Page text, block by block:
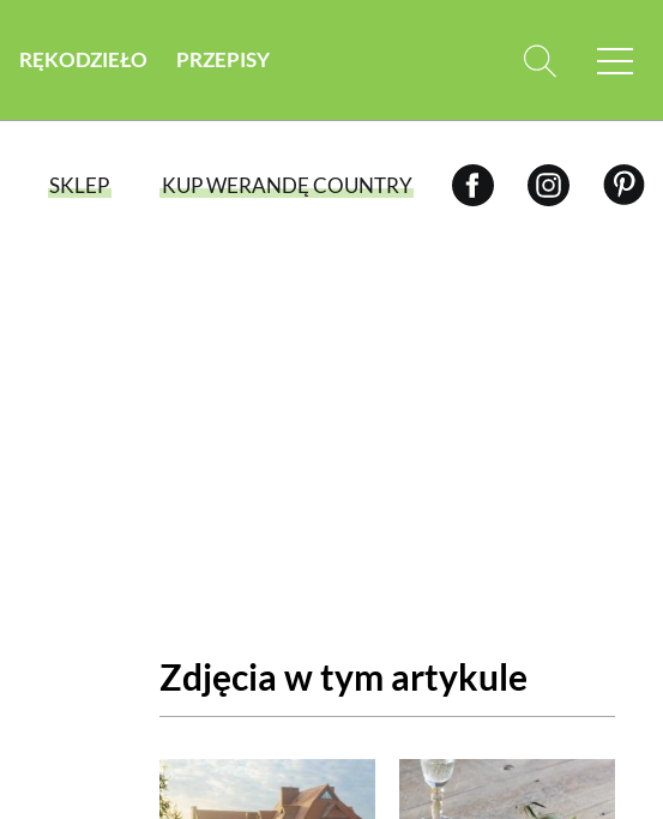
RĘKODZIEŁO PRZEPISY
SKLEP KUP WERANDĘ COUNTRY
Zdjęcia w tym artykule
NATURALNA APTECZKA
ZWIERZĘTA DOMOWE